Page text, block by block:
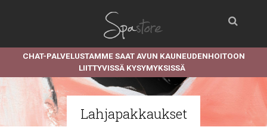
CHAT-PALVELUSTAMME SAAT AVUN KAUNEUDENHOITOON
LIITTYVISSÄ KYSYMYKSISSÄ
Lahjapakkaukset